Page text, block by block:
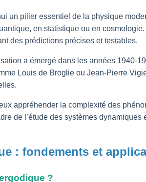
un pilier essentiel de la physique
en statistique ou en
des prédictions précises et testables.
a émergé dans les années 1940-
Louis de Broglie ou Jean-Pierre
appréhender la complexité des
de l’étude des systèmes dynamiques
: fondements et
?